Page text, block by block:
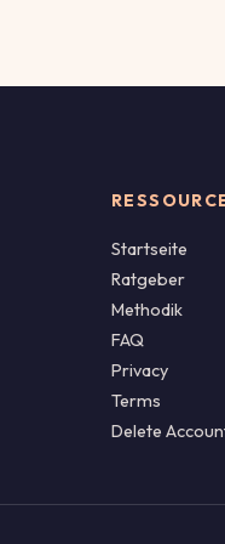
Startseite
Ratgeber
Methodik
FAQ
Privacy
Terms
Delete